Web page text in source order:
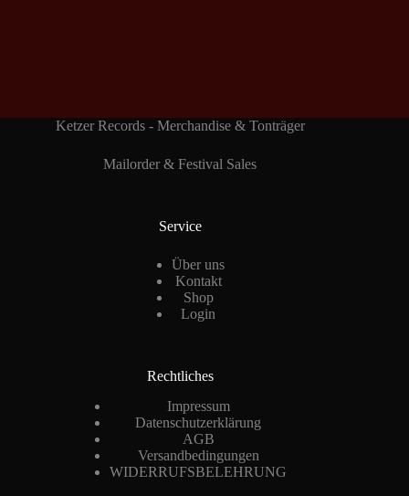
Ketzer Records - Merchandise & Tonträger
Mailorder & Festival Sales
Service
Über uns
Kontakt
Shop
Login
Rechtliches
Impressum
Datenschutzerklärung
AGB
Versandbedingungen
WIDERRUFSBELEHRUNG